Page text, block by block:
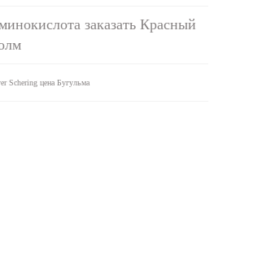
заказать Красный
Schering цена Бугульма